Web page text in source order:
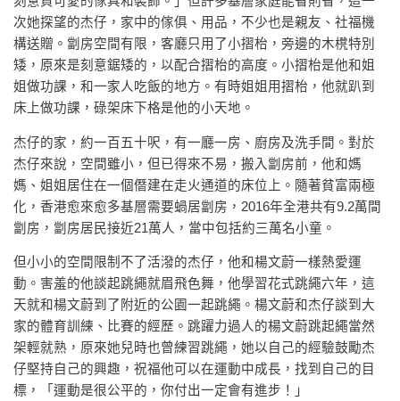
次她探望的杰仔，家中的傢俱、用品，不少也是親友、社福機
構送贈。劏房空間有限，客廳只用了小摺枱，旁邊的木櫈特別
矮，原來是刻意鋸矮的，以配合摺枱的高度。小摺枱是他和姐
姐做功課，和一家人吃飯的地方。有時姐姐用摺枱，他就趴到
床上做功課，碌架床下格是他的小天地。
杰仔的家，約一百五十呎，有一廳一房、廚房及洗手間。對於
杰仔來說，空間雖小，但已得來不易，搬入劏房前，他和媽
媽、姐姐居住在一個僭建在走火通道的床位上。隨著貧富兩極
化，香港愈來愈多基層需要蝸居劏房，2016年全港共有9.2萬間
劏房，劏房居民接近21萬人，當中包括約三萬名小童。
但小小的空間限制不了活潑的杰仔，他和楊文蔚一樣熱愛運
動。害羞的他談起跳繩就眉飛色舞，他學習花式跳繩六年，這
天就和楊文蔚到了附近的公園一起跳繩。楊文蔚和杰仔談到大
家的體育訓練、比賽的經歷。跳躍力過人的楊文蔚跳起繩當然
架輕就熟，原來她兒時也曾練習跳繩，她以自己的經驗鼓勵杰
仔堅持自己的興趣，祝福他可以在運動中成長，找到自己的目
標，「運動是很公平的，你付出一定會有進步！」